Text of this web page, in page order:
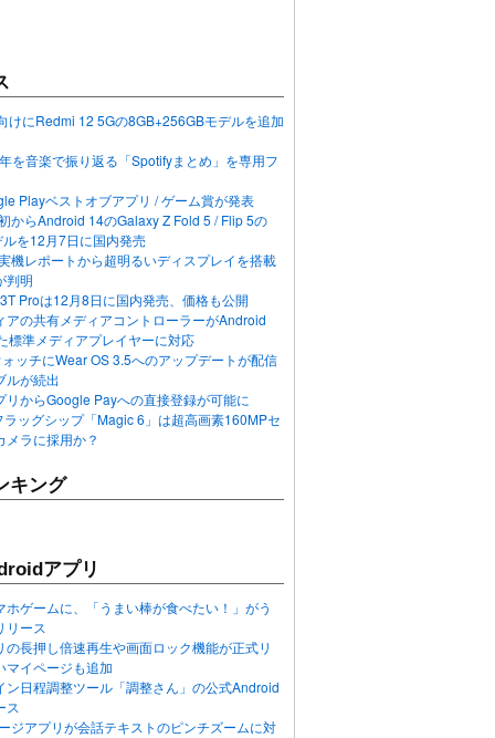
けにRedmi 12 5Gの8GB+256GBモデルを追加
を音楽で振り返る「Spotifyまとめ」を専用フ
Playベストオブアプリ / ゲーム賞が発表
からAndroid 14のGalaxy Z Fold 5 / Flip 5の
を12月7日に国内発売
機レポートから超明るいディスプレイを搭載
判明
Proは12月8日に国内発売、価格も公開
アの共有メディアコントローラーがAndroid
標準メディアプレイヤーに対応
ッチにWear OS 3.5へのアップデートが配信
ルが続出
リからGoogle Payへの直接登録が可能に
ッグシップ「Magic 6」は超高画素160MPセ
メラに採用か？
キング
アプリ
ホゲームに、「うまい棒が食べたい！」がう
リース
の長押し倍速再生や画面ロック機能が正式リ
マイページも追加
ン日程調整ツール「調整さん」の公式Android
ス
ジアプリが会話テキストのピンチズームに対